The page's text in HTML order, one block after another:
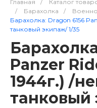
Главная / Каталог
/
Барахолка /
Барахолка: Dragon 6156
танковый экипаж/ 1/35
Panzer
1944г.) /
танковый